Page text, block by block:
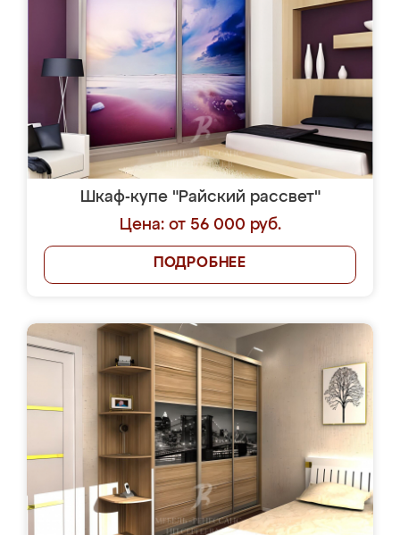
Шкаф-купе "Райский рассвет"
Цена: от 56 000 руб.
ПОДРОБНЕЕ